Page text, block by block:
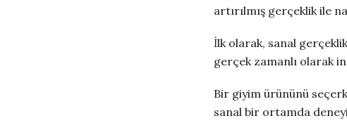
artırılmış gerçeklik ile
İlk olarak, sanal
gerçek zamanlı olarak
Bir giyim ürününü
sanal bir ortamda